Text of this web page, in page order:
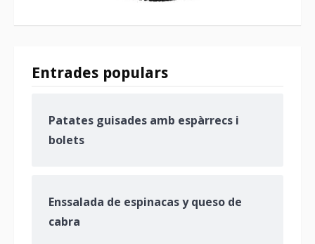
Entrades populars
Patates guisades amb espàrrecs i
bolets
Enssalada de espinacas y queso de
cabra